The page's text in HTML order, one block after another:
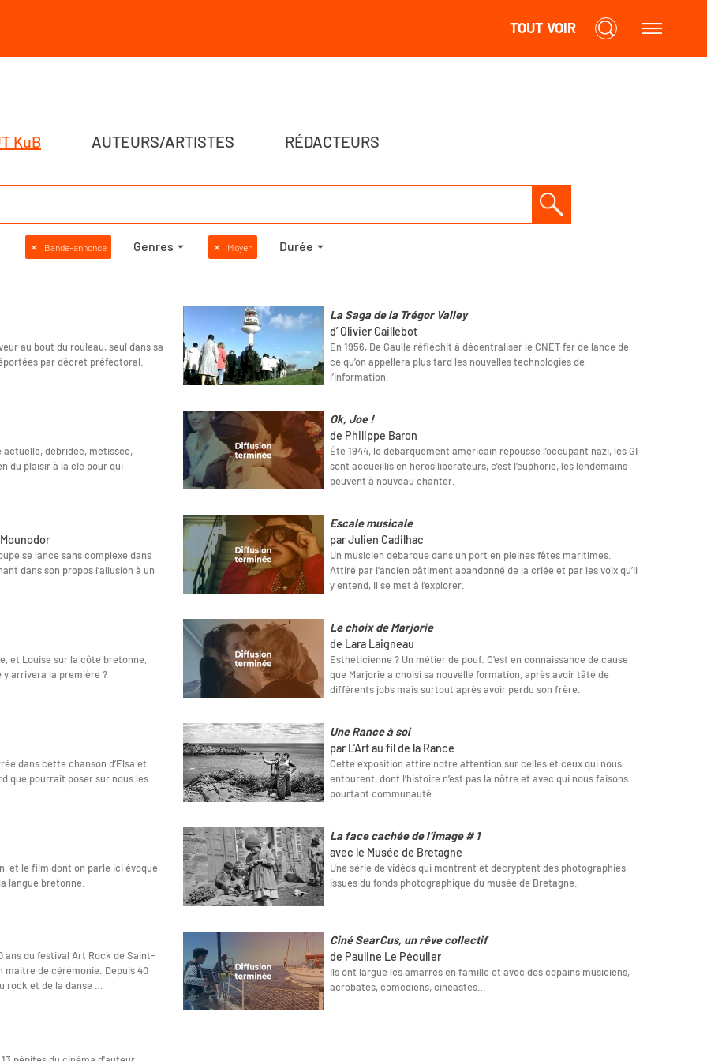
TOUT VOIR
KuB AUTEURS/ARTISTES RÉDACTEURS
✕ Bande-annonce Genres ✕ Moyen Durée
au bout du rouleau, seul dans sa
par décret préfectoral.
La Saga de la Trégor Valley
d’ Olivier Caillebot
En 1956, De Gaulle réfléchit à décentraliser le CNET fer de lance de
ce qu’on appellera plus tard les nouvelles technologies de
l’information.
actuelle, débridée, métissée,
du plaisir à la clé pour qui
Ok, Joe !
de Philippe Baron
Été 1944, le débarquement américain repousse l’occupant nazi, les GI
sont accueillis en héros libérateurs, c’est l’euphorie, les lendemains
peuvent à nouveau chanter.
se lance sans complexe dans
dans son propos l’allusion à un
Escale musicale
par Julien Cadilhac
Un musicien débarque dans un port en pleines fêtes maritimes.
Attiré par l'ancien bâtiment abandonné de la criée et par les voix qu’il
y entend, il se met à l'explorer.
et Louise sur la côte bretonne,
arrivera la première ?
Le choix de Marjorie
de Lara Laigneau
Esthéticienne ? Un métier de pouf. C’est en connaissance de cause
que Marjorie a choisi sa nouvelle formation, après avoir tâté de
différents jobs mais surtout après avoir perdu son frère.
dans cette chanson d’Elsa et
que pourrait poser sur nous les
Une Rance à soi
par L’Art au fil de la Rance
Cette exposition attire notre attention sur celles et ceux qui nous
entourent, dont l’histoire n’est pas la nôtre et avec qui nous faisons
pourtant communauté
et le film dont on parle ici évoque
langue bretonne.
La face cachée de l’image # 1
avec le Musée de Bretagne
Une série de vidéos qui montrent et décryptent des photographies
issues du fonds photographique du musée de Bretagne.
ans du festival Art Rock de Saint-
maitre de cérémonie. Depuis 40
rock et de la danse …
Ciné SearCus, un rêve collectif
de Pauline Le Péculier
Ils ont largué les amarres en famille et avec des copains musiciens,
acrobates, comédiens, cinéastes…